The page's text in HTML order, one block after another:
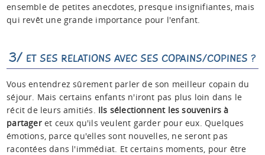
ensemble de petites anecdotes, presque insignifiantes, mais
qui revêt une grande importance pour l'enfant.
3/ ET SES RELATIONS AVEC SES COPAINS/COPINES ?
Vous entendrez sûrement parler de son meilleur copain du
séjour. Mais certains enfants n'iront pas plus loin dans le
récit de leurs amitiés. Ils sélectionnent les souvenirs à
partageret ceux qu'ils veulent garder pour eux. Quelques
émotions, parce qu'elles sont nouvelles, ne seront pas
racontées dans l'immédiat. Et certains moments, pour être